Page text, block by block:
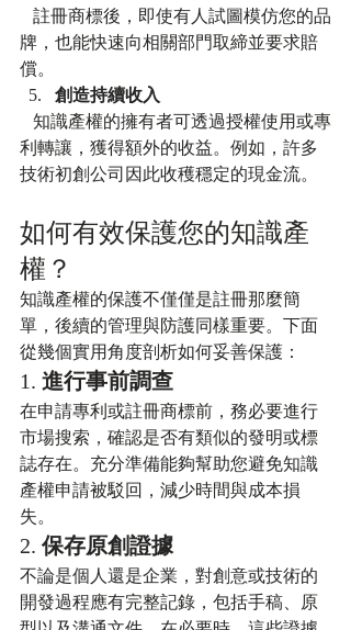
註冊商標後，即使有人試圖模仿您的品
牌，也能快速向相關部門取締並要求賠
償。
創造持續收入
知識產權的擁有者可透過授權使用或專
利轉讓，獲得額外的收益。例如，許多
技術初創公司因此收穫穩定的現金流。
如何有效保護您的知識產
權？
知識產權的保護不僅僅是註冊那麼簡
單，後續的管理與防護同樣重要。下面
從幾個實用角度剖析如何妥善保護：
1. 進行事前調查
在申請專利或註冊商標前，務必要進行
市場搜索，確認是否有類似的發明或標
誌存在。充分準備能夠幫助您避免知識
產權申請被駁回，減少時間與成本損
失。
2. 保存原創證據
不論是個人還是企業，對創意或技術的
開發過程應有完整記錄，包括手稿、原